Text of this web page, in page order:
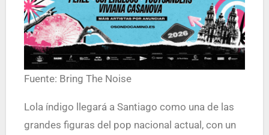
Fuente: Bring The Noise
Lola índigo llegará a Santiago como una de las
grandes figuras del pop nacional actual, con un